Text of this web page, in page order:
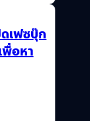
เฟซบุ๊ก
พื่อหา